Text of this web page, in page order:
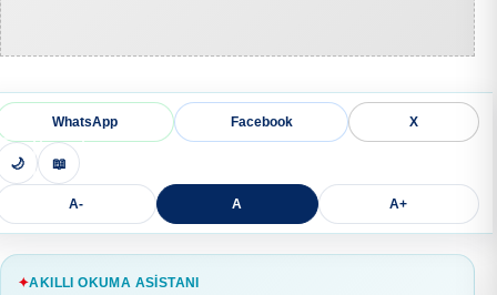
WhatsApp Facebook X
🌙 📖
A- A A+
AKILLI OKUMA ASISTANI